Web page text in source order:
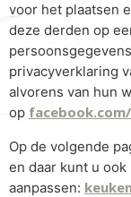
voor het plaatsen
deze derden op
privacyverklaring
alvorens van hun
op
Op de volgende
en daar kunt u ook
aanpassen: